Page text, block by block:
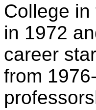
College
in 1972
career
from